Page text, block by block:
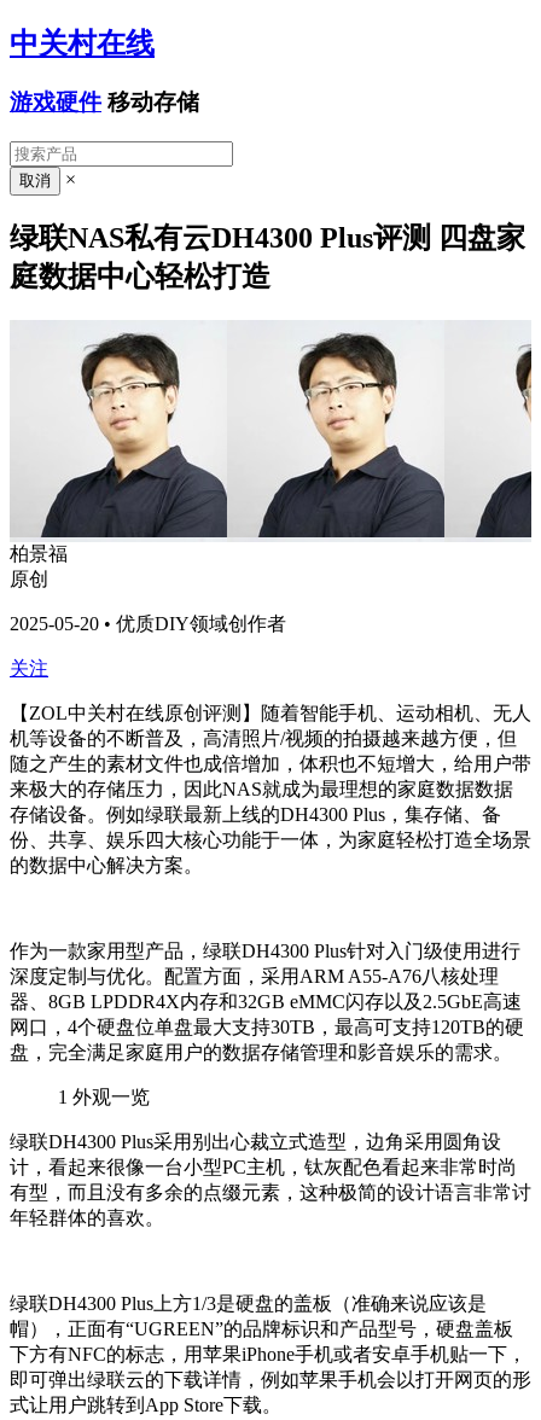
中关村在线
游戏硬件 移动存储
×
绿联NAS私有云DH4300 Plus评测 四盘家
庭数据中心轻松打造
柏景福
原创
2025-05-20 • 优质DIY领域创作者
关注
【ZOL中关村在线原创评测】随着智能手机、运动相机、无人
机等设备的不断普及，高清照片/视频的拍摄越来越方便，但
随之产生的素材文件也成倍增加，体积也不短增大，给用户带
来极大的存储压力，因此NAS就成为最理想的家庭数据数据
存储设备。例如绿联最新上线的DH4300 Plus，集存储、备
份、共享、娱乐四大核心功能于一体，为家庭轻松打造全场景
的数据中心解决方案。
作为一款家用型产品，绿联DH4300 Plus针对入门级使用进行
深度定制与优化。配置方面，采用ARM A55-A76八核处理
器、8GB LPDDR4X内存和32GB eMMC闪存以及2.5GbE高速
网口，4个硬盘位单盘最大支持30TB，最高可支持120TB的硬
盘，完全满足家庭用户的数据存储管理和影音娱乐的需求。
1 外观一览
绿联DH4300 Plus采用别出心裁立式造型，边角采用圆角设
计，看起来很像一台小型PC主机，钛灰配色看起来非常时尚
有型，而且没有多余的点缀元素，这种极简的设计语言非常讨
年轻群体的喜欢。
绿联DH4300 Plus上方1/3是硬盘的盖板（准确来说应该是
帽），正面有“UGREEN”的品牌标识和产品型号，硬盘盖板
下方有NFC的标志，用苹果iPhone手机或者安卓手机贴一下，
即可弹出绿联云的下载详情，例如苹果手机会以打开网页的形
式让用户跳转到App Store下载。